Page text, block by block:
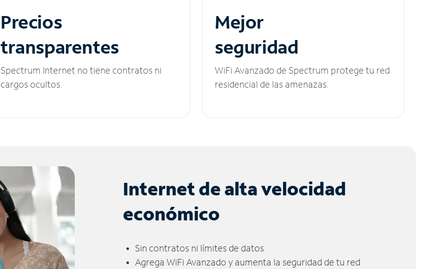
Precios
transparentes
Spectrum Internet no tiene contratos ni
cargos ocultos.
Mejor
seguridad
WiFi Avanzado de Spectrum protege tu red
residencial de las amenazas.
Internet de alta velocidad
económico
Sin contratos ni límites de datos
Agrega WiFi Avanzado y aumenta la seguridad de tu red